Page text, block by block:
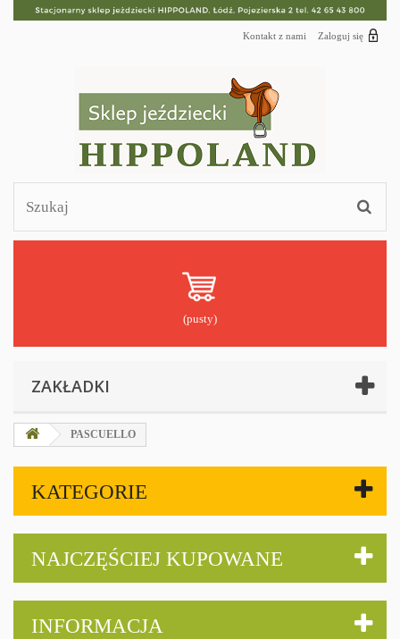
Zaloguj się
Kontakt z nami
(pusty)
ZAKŁADKI
PASCUELLO
KATEGORIE
NAJCZĘŚCIEJ KUPOWANE
INFORMACJA